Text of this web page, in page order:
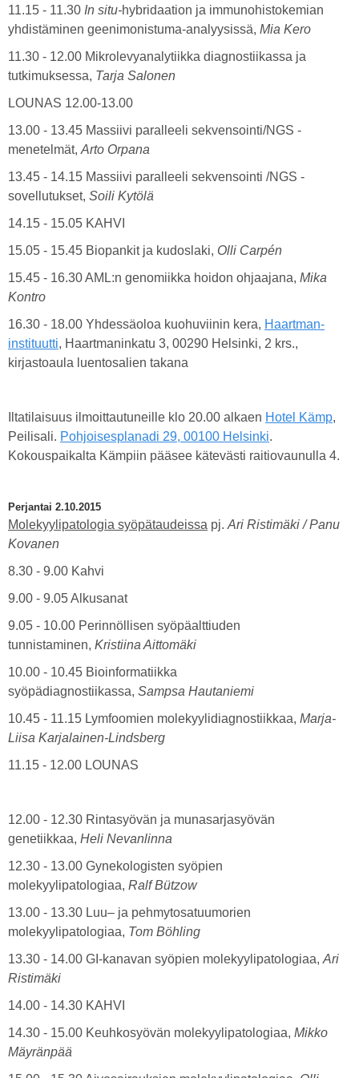
11.15 - 11.30 In situ-hybridaation ja immunohistokemian
yhdistäminen geenimonistuma-analyysissä, Mia Kero
11.30 - 12.00 Mikrolevyanalytiikka diagnostiikassa ja
tutkimuksessa, Tarja Salonen
LOUNAS 12.00-13.00
13.00 - 13.45 Massiivi paralleeli sekvensointi/NGS -
menetelmät, Arto Orpana
13.45 - 14.15 Massiivi paralleeli sekvensointi /NGS -
sovellutukset, Soili Kytölä
14.15 - 15.05 KAHVI
15.05 - 15.45 Biopankit ja kudoslaki, Olli Carpén
15.45 - 16.30 AML:n genomiikka hoidon ohjaajana, Mika
Kontro
16.30 - 18.00 Yhdessäoloa kuohuviinin kera, Haartman-
instituutti, Haartmaninkatu 3, 00290 Helsinki, 2 krs.,
kirjastoaula luentosalien takana
Iltatilaisuus ilmoittautuneille klo 20.00 alkaen Hotel Kämp,
Peilisali. Pohjoisesplanadi 29, 00100 Helsinki.
Kokouspaikalta Kämpiin pääsee kätevästi raitiovaunulla 4.
Perjantai 2.10.2015
Molekyylipatologia syöpätaudeissa pj. Ari Ristimäki / Panu
Kovanen
8.30 - 9.00 Kahvi
9.00 - 9.05 Alkusanat
9.05 - 10.00 Perinnöllisen syöpäalttiuden
tunnistaminen, Kristiina Aittomäki
10.00 - 10.45 Bioinformatiikka
syöpädiagnostiikassa, Sampsa Hautaniemi
10.45 - 11.15 Lymfoomien molekyylidiagnostiikkaa, Marja-
Liisa Karjalainen-Lindsberg
11.15 - 12.00 LOUNAS
12.00 - 12.30 Rintasyövän ja munasarjasyövän
genetiikkaa, Heli Nevanlinna
12.30 - 13.00 Gynekologisten syöpien
molekyylipatologiaa, Ralf Bützow
13.00 - 13.30 Luu– ja pehmytosatuumorien
molekyylipatologiaa, Tom Böhling
13.30 - 14.00 GI-kanavan syöpien molekyylipatologiaa, Ari
Ristimäki
14.00 - 14.30 KAHVI
14.30 - 15.00 Keuhkosyövän molekyylipatologiaa, Mikko
Mäyränpää